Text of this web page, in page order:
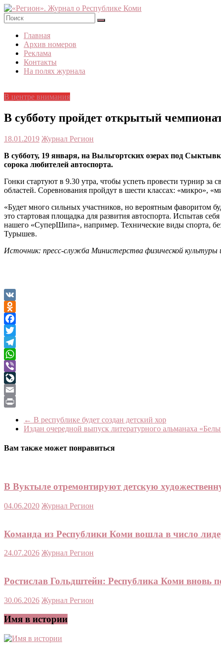
Skip
to
content
«Регион».
Журнал
Республике
Коми
Главная
Архив номеров
Реклама
Контакты
На полях журнала
В центре внимания
В субботу пройдет открытый
18.01.2019 Журнал Регион
В субботу, 19 января, на Выльгортских озерах под
сорока любителей автоспорта.
Гонки стартуют в 9.30 утра, чтобы успеть провести турнир за
областей. Соревнования пройдут в шести классах: «микро»,
«Будет много сильных участников, но вероятным фаворитом
это стартовая площадка для развития автоспорта. Испытав
нашего «СуперШипа», например. Технические виды спорта,
Турышев.
Источник: пресс-служба Министерства физической культуры
VK
Odnoklassniki
Facebook
Twitter
Telegram
WhatsApp
Viber
LiveJournal
Email
← В республике будет создан детский хор
Издан очередной выпуск литературного альманаха
Вам также может понравиться
В Вуктыле отремонтируют детскую
04.06.2020 Журнал Регион
Команда из Республики Коми вошла в число
24.07.2026 Журнал Регион
Ростислав Гольдштейн: Республика Коми вновь
30.06.2026 Журнал Регион
Имя в истории